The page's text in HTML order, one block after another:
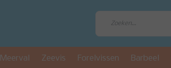
Meerval Zeevis Forelvissen Barbeel